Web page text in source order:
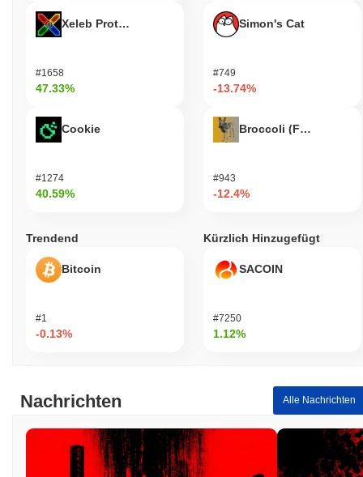
Xeleb Protocol
#1658
47.33%
Cookie
#1274
40.59%
Simon's Cat
#749
-13.74%
Broccoli
#943
-12.4%
Trendend
Bitcoin
#1
-0.13%
Kürzlich Hinzugefügt
SACOIN
#7250
1.12%
Nachrichten Alle Nachrichten